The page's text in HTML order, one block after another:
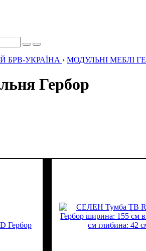
БРВ-УКРАЇНА › МОДУЛЬНІ МЕБЛІ
Гербор